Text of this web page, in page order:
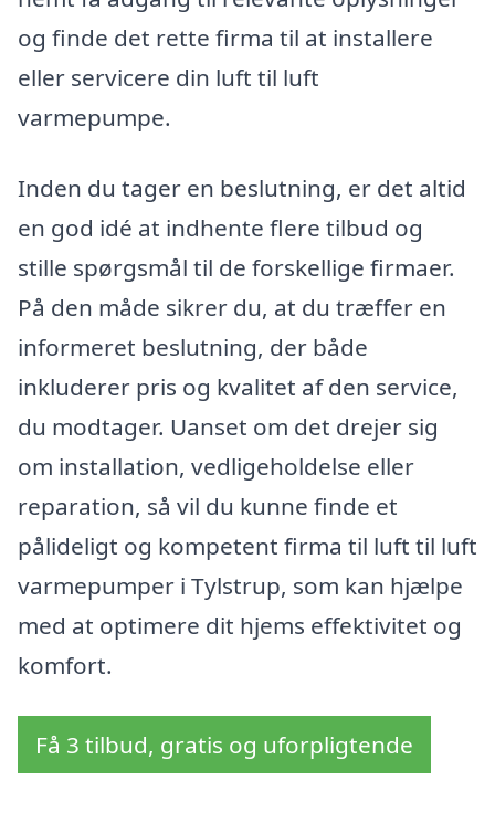
og finde det rette firma til at installere
eller servicere din luft til luft
varmepumpe. ⠀
Inden du tager en beslutning, er det altid
en god idé at indhente flere tilbud og
stille spørgsmål til de forskellige firmaer.
På den måde sikrer du, at du træffer en
informeret beslutning, der både
inkluderer pris og kvalitet af den service,
du modtager. Uanset om det drejer sig
om installation, vedligeholdelse eller
reparation, så vil du kunne finde et
pålideligt og kompetent firma til luft til luft
varmepumper i Tylstrup, som kan hjælpe
med at optimere dit hjems effektivitet og
komfort.
Få 3 tilbud, gratis og uforpligtende